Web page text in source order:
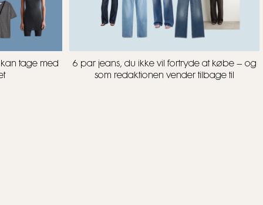
tage med
6 par jeans, du ikke vil fortryde at købe – og
som redaktionen vender tilbage til